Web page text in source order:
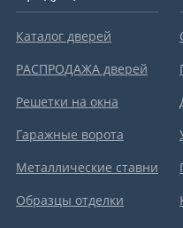
Каталог дверей
РАСПРОДАЖА дверей
Решетки на окна
Гаражные ворота
Металлические ставни
Образцы отделки